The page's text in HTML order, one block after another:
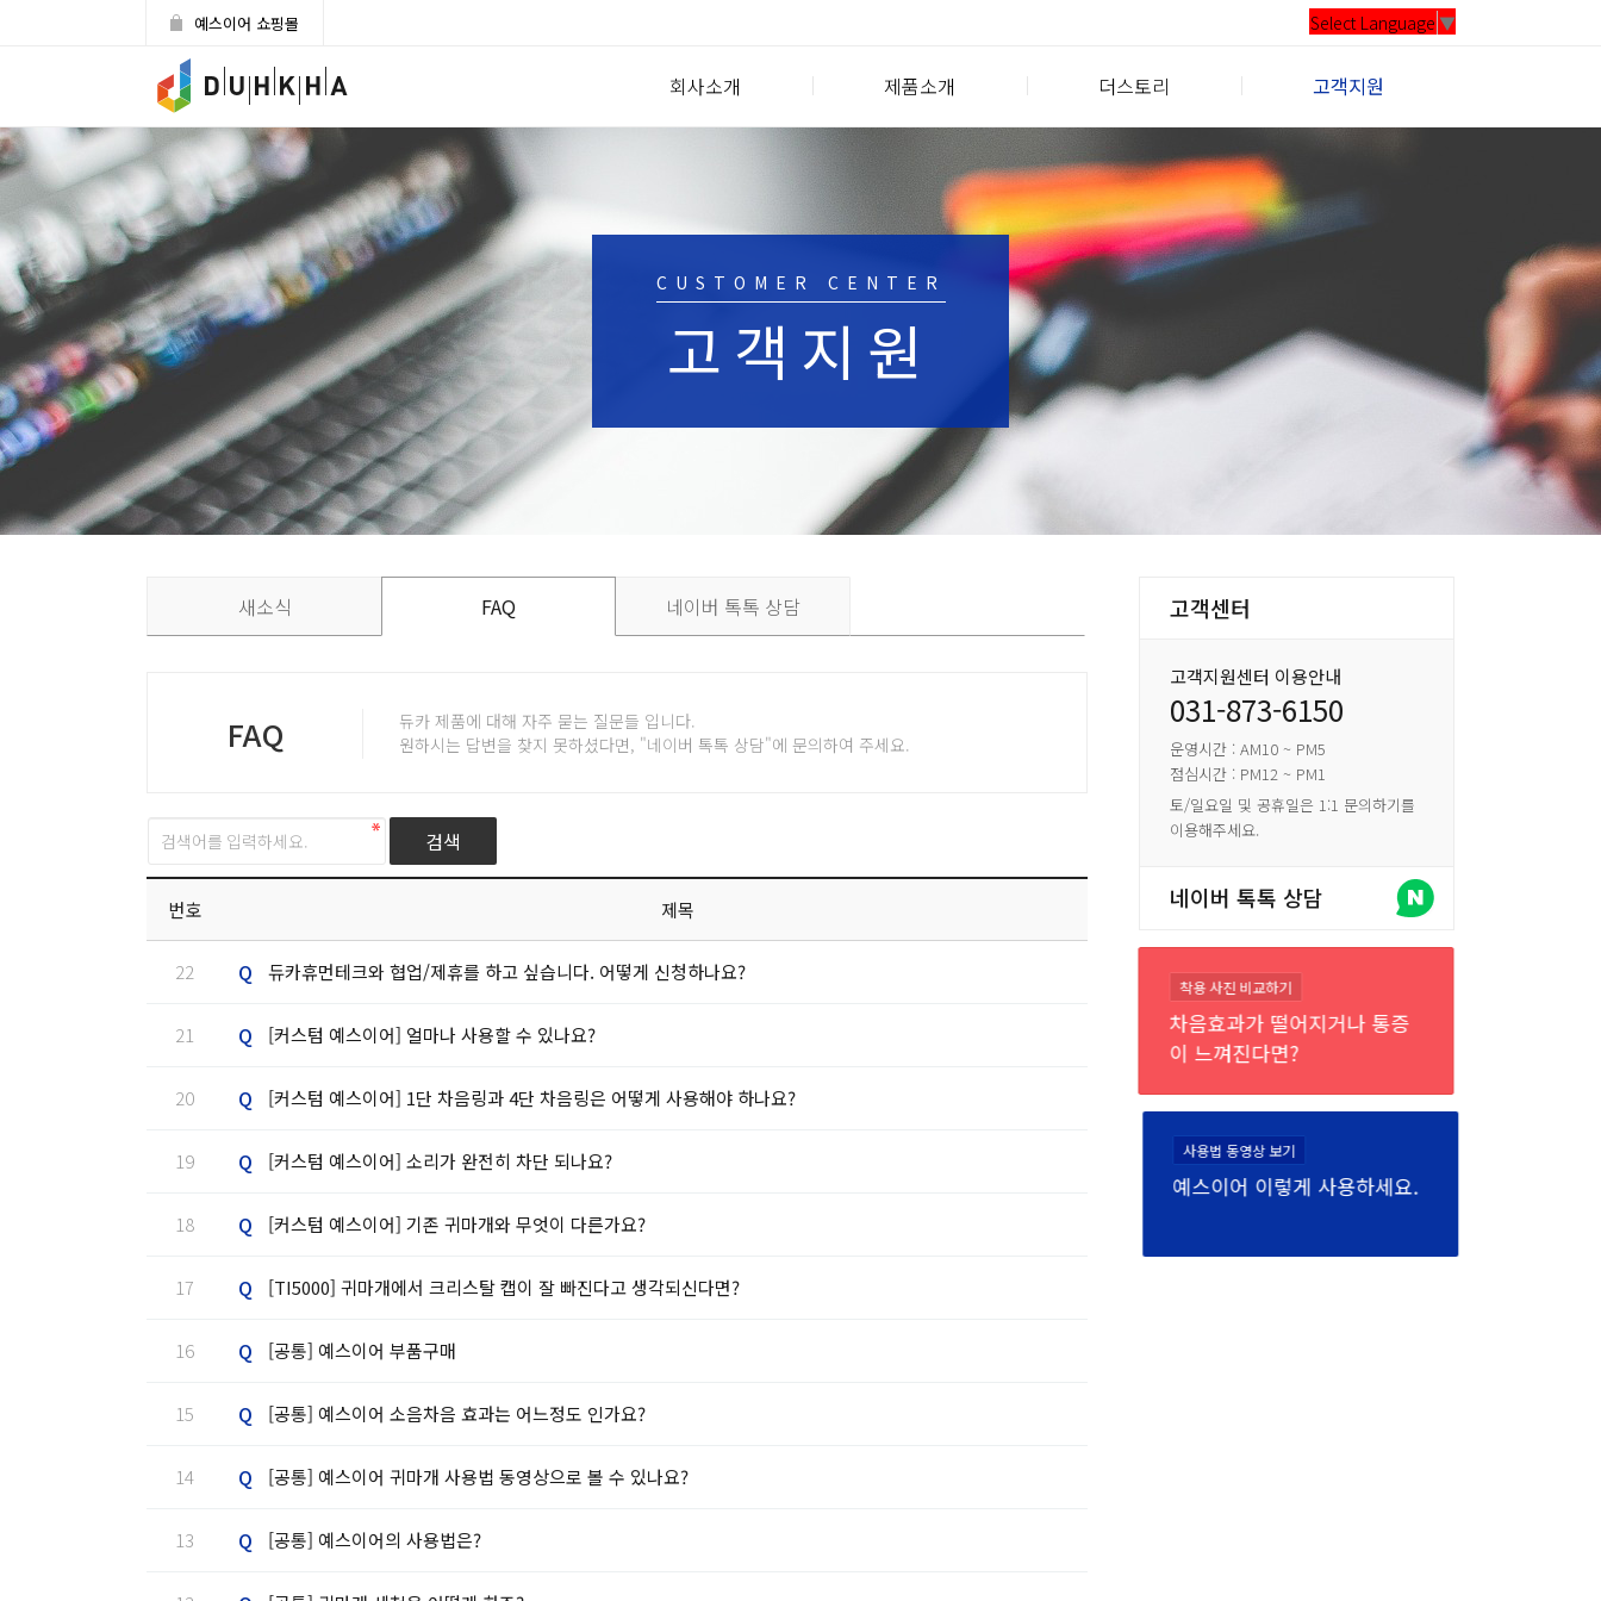
예스이어 쇼핑몰 Select Language ▼
회사소개 제품소개 더스토리 고객지원
CUSTOMER CENTER
고객지원
새소식 FAQ 네이버 톡톡 상담
FAQ
듀카 제품에 대해 자주 묻는 질문들 입니다.
원하시는 답변을 찾지 못하셨다면, "네이버 톡톡 상담"에 문의하여 주세요.
번호 제목
22 Q 듀카휴먼테크와 협업/제휴를 하고 싶습니다. 어떻게 신청하나요?
21 Q [커스텀 예스이어] 얼마나 사용할 수 있나요?
20 Q [커스텀 예스이어] 1단 차음링과 4단 차음링은 어떻게 사용해야 하나요?
19 Q [커스텀 예스이어] 소리가 완전히 차단 되나요?
18 Q [커스텀 예스이어] 기존 귀마개와 무엇이 다른가요?
17 Q [TI5000] 귀마개에서 크리스탈 캡이 잘 빠진다고 생각되신다면?
16 Q [공통] 예스이어 부품구매
15 Q [공통] 예스이어 소음차음 효과는 어느정도 인가요?
14 Q [공통] 예스이어 귀마개 사용법 동영상으로 볼 수 있나요?
13 Q [공통] 예스이어의 사용법은?
고객센터
고객지원센터 이용안내
031-873-6150
운영시간 : AM10 ~ PM5
점심시간 : PM12 ~ PM1
토/일요일 및 공휴일은 1:1 문의하기를
이용해주세요.
네이버 톡톡 상담
착용 사진 비교하기
차음효과가 떨어지거나 통증
이 느껴진다면?
사용법 동영상 보기
예스이어 이렇게 사용하세요.